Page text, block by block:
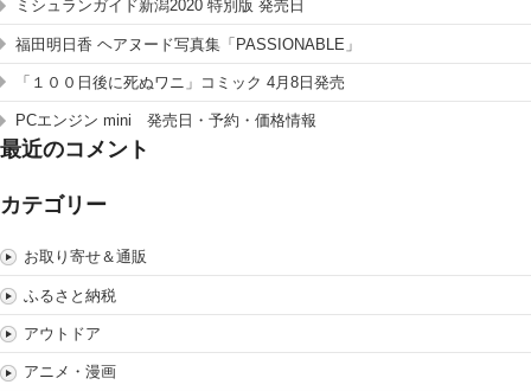
ミシュランガイド新潟2020 特別版 発売日
福田明日香 ヘアヌード写真集「PASSIONABLE」
「１００日後に死ぬワニ」コミック 4月8日発売
PCエンジン mini 発売日・予約・価格情報
最近のコメント
カテゴリー
お取り寄せ＆通販
ふるさと納税
アウトドア
アニメ・漫画